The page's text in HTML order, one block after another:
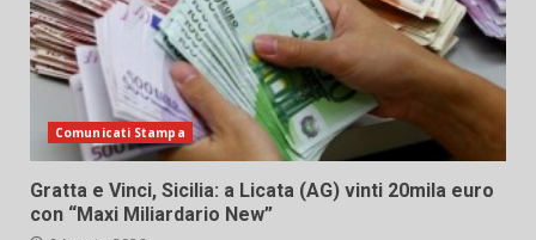
Comunicati Stampa
Gratta e Vinci, Sicilia: a Licata (AG) vinti 20mila euro
con “Maxi Miliardario New”